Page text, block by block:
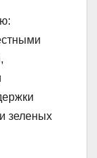
зеленых